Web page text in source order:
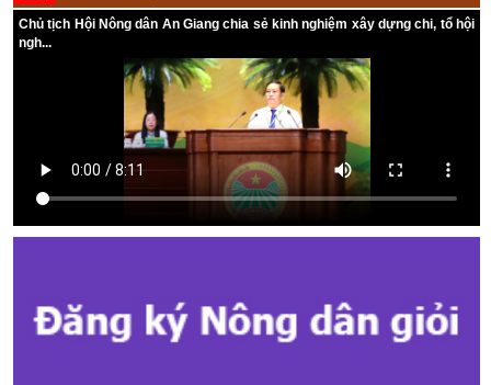
Kế hoạch tổ chức đợt cao điểm tuyên truyền cuộc bầu cử ĐB Quốc
hội khóa XVI và ĐB Hội đồng nhân dân các cấp nhiệm kỳ 2026 - 2031
Hướng dẫn tuyên truyền Đại hội Hội Nông dân các cấp và Đại hội
đại biểu toàn quốc Hội Nông dân Việt Nam lần thứ IX, nhiệm kỳ 2026
Hướng dẫn tuyên truyền cuộc bầu cử ĐB Quốc hội khóa XVI và ĐB
Hội đồng nhân dân các cấp nhiệm kỳ 2026 - 2031
Kế hoạch Tổ chức Đại hội Hội Nông dân cấp tỉnh, cấp xã nhiệm kỳ
2025 - 2030
Chủ tịch Hội Nông dân An Giang chia sẻ kinh nghiệm xây dựng chi, tổ hội
ngh...